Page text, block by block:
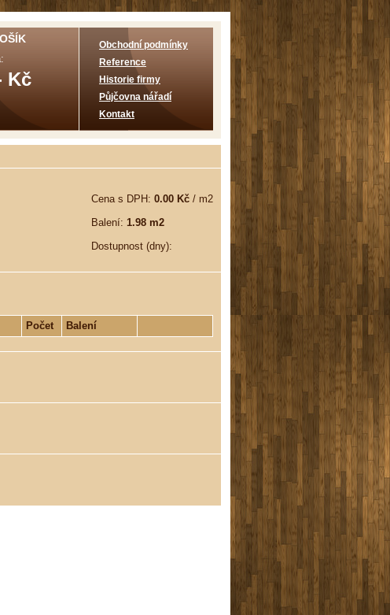
Cena s DPH: 0.00 Kč / m2
Balení: 1.98 m2
Dostupnost (dny):
Počet Balení
Kč
Obchodní podmínky
Reference
Historie firmy
Půjčovna nářadí
Kontakt